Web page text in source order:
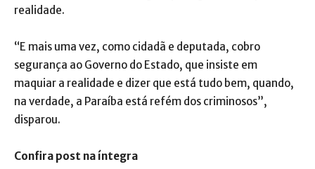
realidade.
“E mais uma vez, como cidadã e deputada, cobro
segurança ao Governo do Estado, que insiste em
maquiar a realidade e dizer que está tudo bem, quando,
na verdade, a Paraíba está refém dos criminosos”,
disparou.
Confira post na íntegra